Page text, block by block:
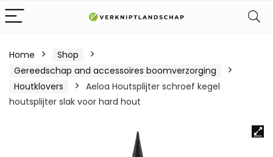
Home
Shop
Gereedschap and accessoires boomverzorging
Houtklovers
Aeloa Houtsplijter schroef kegel
houtsplijter slak voor hard hout